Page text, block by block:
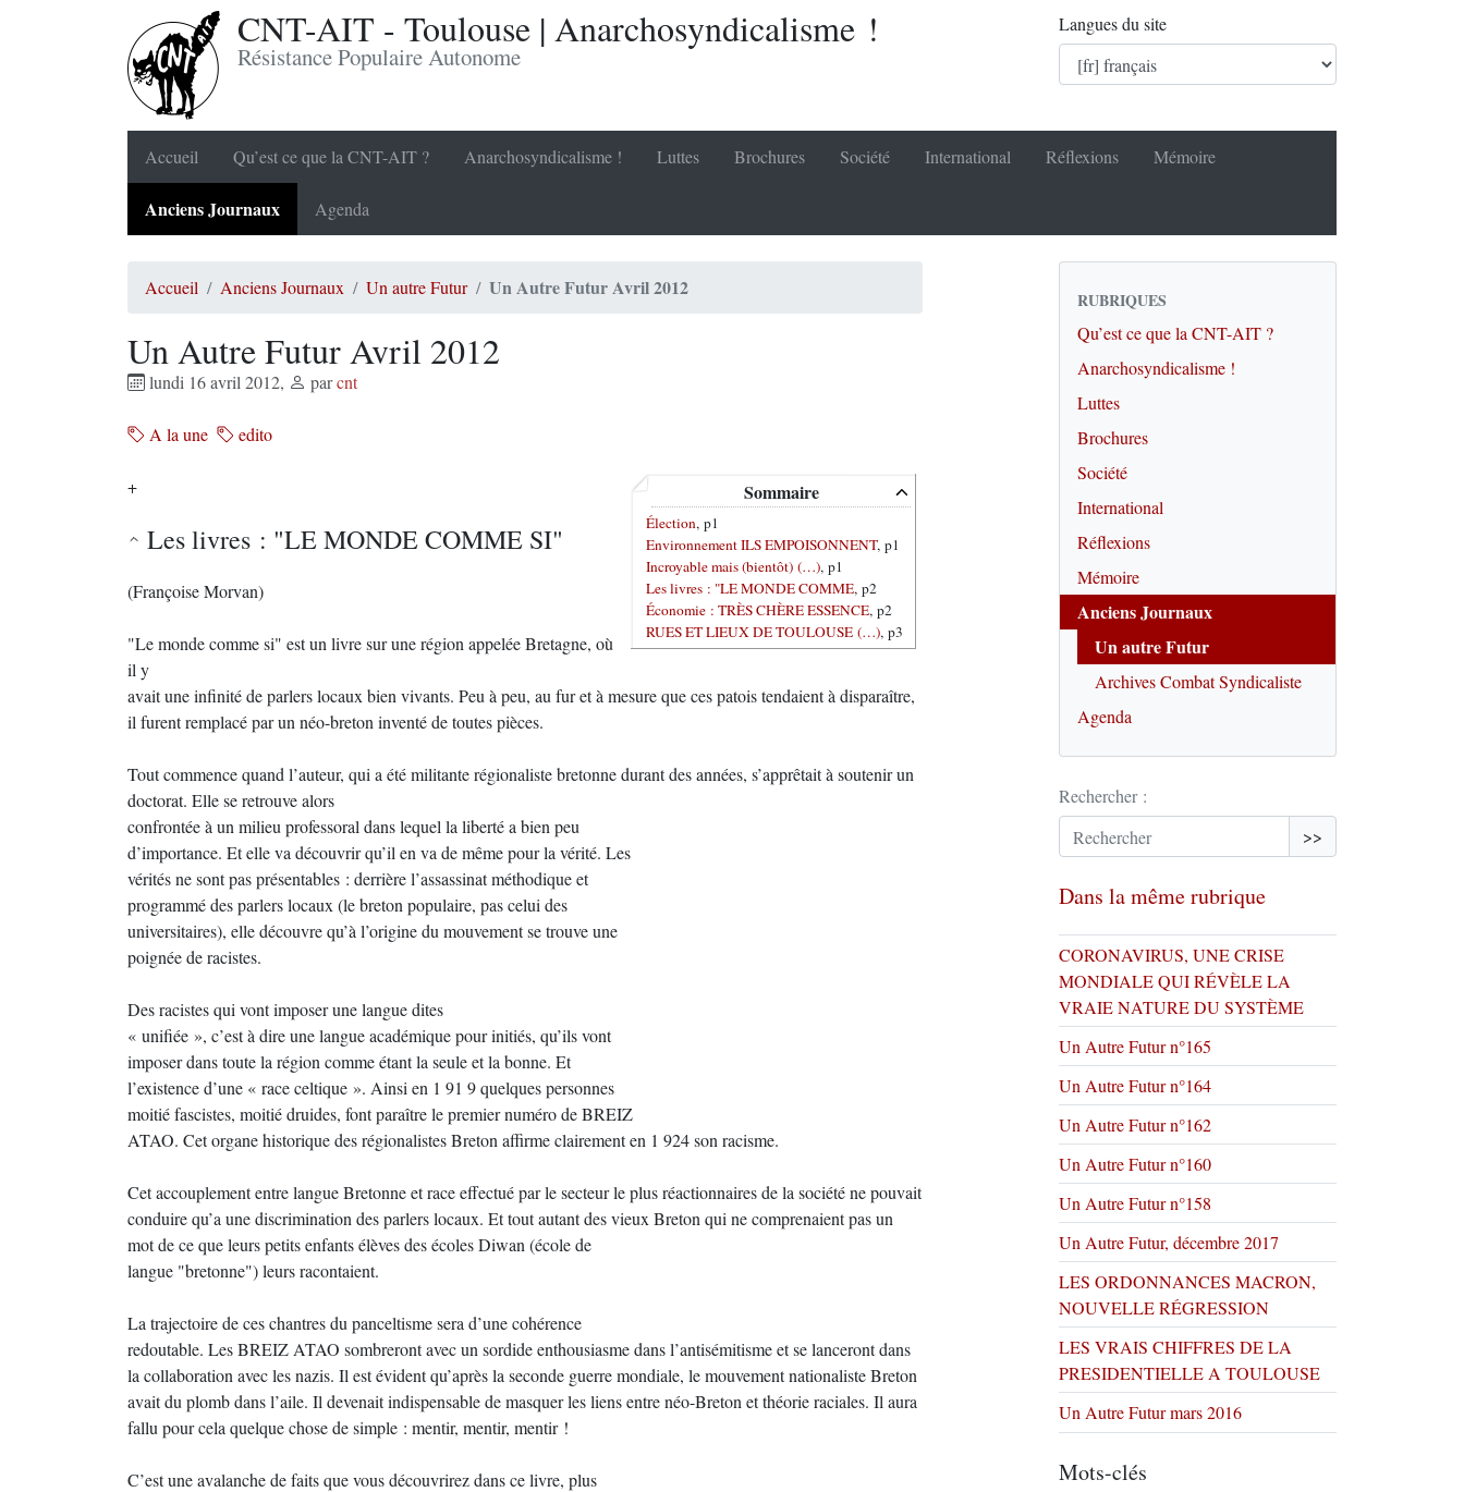
CNT-AIT - Toulouse | Anarchosyndicalisme !
Résistance Populaire Autonome
Langues du site
Accueil Qu’est ce que la CNT-AIT ? Anarchosyndicalisme ! Luttes Brochures Société International Réflexions Mémoire
Anciens Journaux Agenda
Accueil Anciens Journaux Un autre Futur Un Autre Futur Avril 2012
Un Autre Futur Avril 2012
lundi 16 avril 2012, parcnt
A la une edito
Sommaire
Élection, p1
Environnement ILS EMPOISONNENT, p1
Incroyable mais (bientôt) (…), p1
Les livres : "LE MONDE COMME, p2
Économie : TRÈS CHÈRE ESSENCE, p2
RUES ET LIEUX DE TOULOUSE (…), p3
+
Les livres : "LE MONDE COMME SI"
(Françoise Morvan)
"Le monde comme si" est un livre sur une région appelée Bretagne, où
il y
avait une infinité de parlers locaux bien vivants. Peu à peu, au fur et à mesure que ces patois tendaient à disparaître,
il furent remplacé par un néo-breton inventé de toutes pièces.
Tout commence quand l’auteur, qui a été militante régionaliste bretonne durant des années, s’apprêtait à soutenir un
doctorat. Elle se retrouve alors
confrontée à un milieu professoral dans lequel la liberté a bien peu
d’importance. Et elle va découvrir qu’il en va de même pour la vérité. Les
vérités ne sont pas présentables : derrière l’assassinat méthodique et
programmé des parlers locaux (le breton populaire, pas celui des
universitaires), elle découvre qu’à l’origine du mouvement se trouve une
poignée de racistes.
Des racistes qui vont imposer une langue dites
« unifiée », c’est à dire une langue académique pour initiés, qu’ils vont
imposer dans toute la région comme étant la seule et la bonne. Et
l’existence d’une « race celtique ». Ainsi en 1 91 9 quelques personnes
moitié fascistes, moitié druides, font paraître le premier numéro de BREIZ
ATAO. Cet organe historique des régionalistes Breton affirme clairement en 1 924 son racisme.
Cet accouplement entre langue Bretonne et race effectué par le secteur le plus réactionnaires de la société ne pouvait
conduire qu’a une discrimination des parlers locaux. Et tout autant des vieux Breton qui ne comprenaient pas un
mot de ce que leurs petits enfants élèves des écoles Diwan (école de
langue "bretonne") leurs racontaient.
La trajectoire de ces chantres du panceltisme sera d’une cohérence
redoutable. Les BREIZ ATAO sombreront avec un sordide enthousiasme dans l’antisémitisme et se lanceront dans
la collaboration avec les nazis. Il est évident qu’après la seconde guerre mondiale, le mouvement nationaliste Breton
avait du plomb dans l’aile. Il devenait indispensable de masquer les liens entre néo-Breton et théorie raciales. Il aura
fallu pour cela quelque chose de simple : mentir, mentir, mentir !
C’est une avalanche de faits que vous découvrirez dans ce livre, plus
RUBRIQUES
Qu’est ce que la CNT-AIT ?
Anarchosyndicalisme !
Luttes
Brochures
Société
International
Réflexions
Mémoire
Anciens Journaux
Un autre Futur
Archives Combat Syndicaliste
Agenda
Rechercher :
>>
Dans la même rubrique
CORONAVIRUS, UNE CRISE
MONDIALE QUI RÉVÈLE LA
VRAIE NATURE DU SYSTÈME
Un Autre Futur n°165
Un Autre Futur n°164
Un Autre Futur n°162
Un Autre Futur n°160
Un Autre Futur n°158
Un Autre Futur, décembre 2017
LES ORDONNANCES MACRON,
NOUVELLE RÉGRESSION
LES VRAIS CHIFFRES DE LA
PRESIDENTIELLE A TOULOUSE
Un Autre Futur mars 2016
Mots-clés